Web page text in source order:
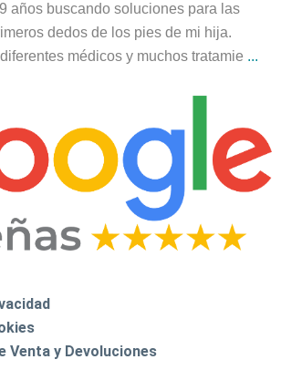
años buscando soluciones para las
dedos de los pies de mi hija.
médicos y muchos tratamie ...
Venta y Devoluciones